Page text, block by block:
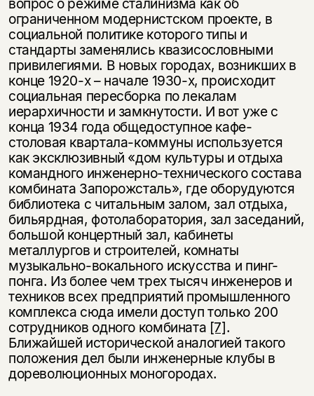
ограниченном модернистском проекте, в
социальной политике которого типы и
стандарты заменялись квазисословными
привилегиями. В новых городах, возникших в
конце 1920-х – начале 1930-х, происходит
социальная пересборка по лекалам
иерархичности и замкнутости. И вот уже с
конца 1934 года общедоступное кафе-
столовая квартала-коммуны используется
как эксклюзивный «дом культуры и отдыха
командного инженерно-технического состава
комбината Запорожсталь», где оборудуются
библиотека с читальным залом, зал отдыха,
бильярдная, фотолаборатория, зал заседаний,
большой концертный зал, кабинеты
металлургов и строителей, комнаты
музыкально-вокального искусства и пинг-
понга. Из более чем трех тысяч инженеров и
техников всех предприятий промышленного
комплекса сюда имели доступ только 200
сотрудников одного комбината [7].
Ближайшей исторической аналогией такого
положения дел были инженерные клубы в
дореволюционных моногородах.